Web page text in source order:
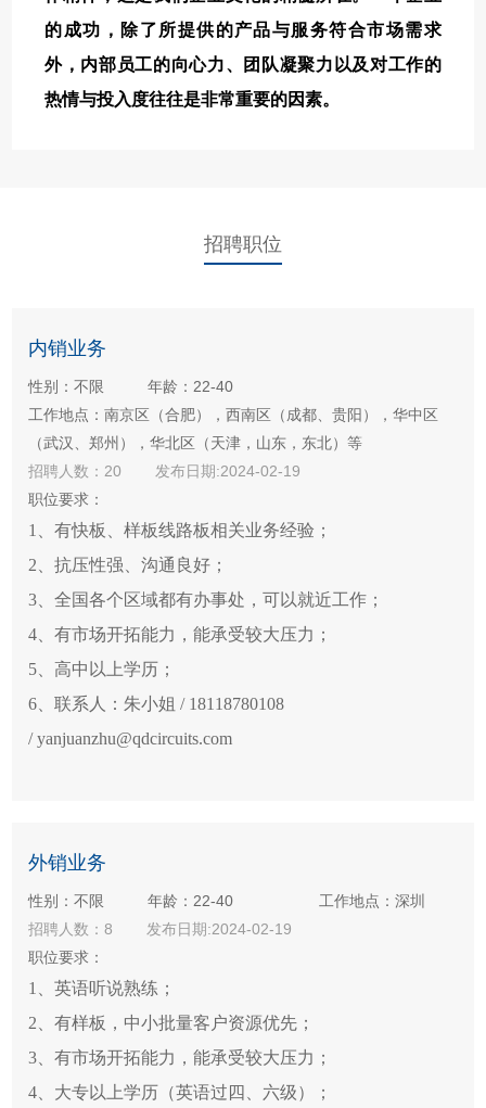
的成功，除了所提供的产品与服务符合市场需求
外，内部员工的向心力、团队凝聚力以及对工作的
热情与投入度往往是非常重要的因素。
招聘职位
内销业务
性别：不限
年龄：22-40
工作地点：南京区（合肥），西南区（成都、贵阳），华中区
（武汉、郑州），华北区（天津，山东，东北）等
招聘人数：20
发布日期:2024-02-19
职位要求：
1、有快板、样板线路板相关业务经验；
2、抗压性强、沟通良好；
3、全国各个区域都有办事处，可以就近工作；
4、有市场开拓能力，能承受较大压力；
5、高中以上学历；
6、联系人：朱小姐 / 18118780108
/ yanjuanzhu@qdcircuits.com
外销业务
性别：不限 年龄：22-40
工作地点：深圳
招聘人数：8
发布日期:2024-02-19
职位要求：
1、英语听说熟练；
2、有样板，中小批量客户资源优先；
3、有市场开拓能力，能承受较大压力；
4、 大专以上学历（英语过四、六级）；